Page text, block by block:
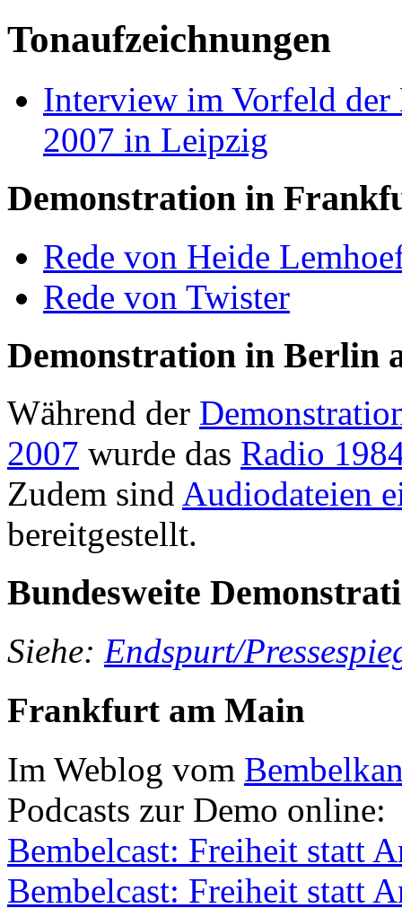
Tonaufzeichnungen
Interview im Vorfeld der
2007 in Leipzig
Demonstration in
Rede von Heide
Rede von Twister
Demonstration in Berlin
Während der
2007 wurde das Radio
Zudem sind Audiodateien
bereitgestellt.
Bundesweite
Siehe: Endspurt/
Frankfurt am Main
Im Weblog vom
Podcasts zur Demo online:
Bembelcast: Freiheit statt
Bembelcast: Freiheit statt